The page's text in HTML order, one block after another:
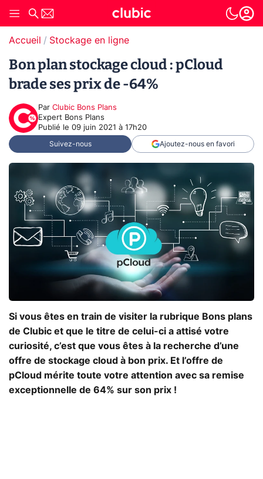
Accueil Stockage en ligne
Bon plan stockage cloud : pCloud
brade ses prix de -64%
Par Clubic Bons Plans
Expert Bons Plans
Publié le 09 juin 2021 à 17h20
Suivez-nous Ajoutez-nous en favori
Si vous êtes en train de visiter la rubrique Bons plans
de Clubic et que le titre de celui-ci a attisé votre
curiosité, c’est que vous êtes à la recherche d’une
offre de stockage cloud à bon prix. Et l’offre de
pCloud mérite toute votre attention avec sa remise
exceptionnelle de 64% sur son prix !